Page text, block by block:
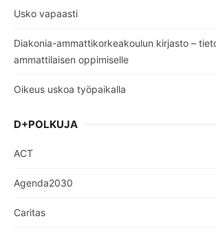
Usko vapaasti
Diakonia-ammattikorkeakoulun kirjasto –
ammattilaisen oppimiselle
Oikeus uskoa työpaikalla
D+POLKUJA
ACT
Agenda2030
Caritas